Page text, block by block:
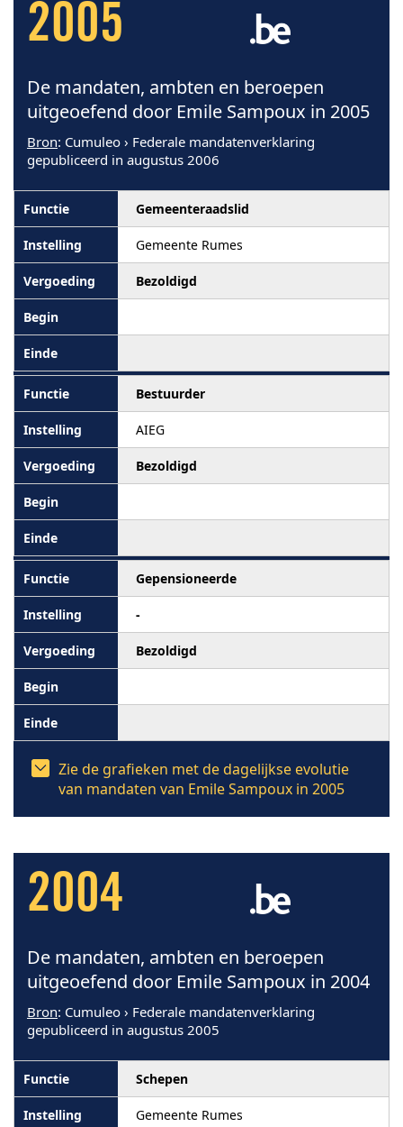
2005
De mandaten, ambten en beroepen
uitgeoefend door Emile Sampoux in 2005
Bron: Cumuleo › Federale mandatenverklaring
gepubliceerd in augustus 2006
Gemeenteraadslid
Gemeente Rumes
Bezoldigd
Bestuurder
AIEG
Bezoldigd
Gepensioneerde
-
Bezoldigd
Zie de grafieken met de dagelijkse evolutie
van mandaten van Emile Sampoux in 2005
2004
De mandaten, ambten en beroepen
uitgeoefend door Emile Sampoux in 2004
Bron: Cumuleo › Federale mandatenverklaring
gepubliceerd in augustus 2005
Schepen
Gemeente Rumes